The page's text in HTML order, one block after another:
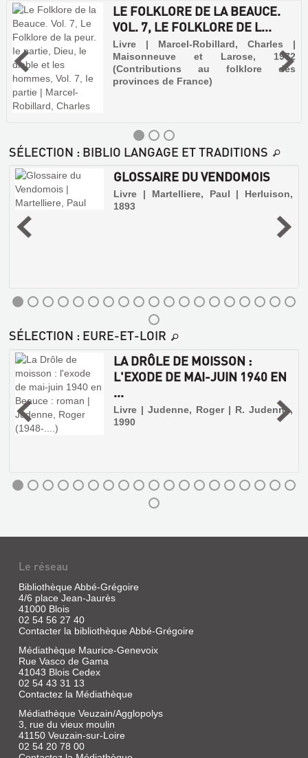
LE FOLKLORE DE LA BEAUCE.
VOL. 7, LE FOLKLORE DE L...
Livre | Marcel-Robillard, Charles |
Maisonneuve et Larose, 1972
(Contributions au folklore des
provinces de France)
LE
DE
LA
BEAUCE.
VOL.
7,
LE
FOLKLORE
DE
L...
Livre
Marcel-
Robillard,
SÉLECTION : BIBLIO LANGAGE ET TRADITIONS
GLOSSAIRE DU VENDOMOIS
Livre | Martelliere, Paul | Herluison,
1893
GLOSSAIRE
DU
VENDOMOIS
Livre
|
Herluison,
PARLER
DE
MON
ENFANCE
EN
SOLOGNE
ET
BLAISOIS
Livre
|
Guillon,
Marcel
|
SÉLECTION : EURE-ET-LOIR
LA DRÔLE DE MOISSON :
L'EXODE DE MAI-JUIN 1940 EN
...
Livre | Judenne, Roger | R. Judenne,
1990
LA
DRÔLE
Le réseau
Bibliothèque Abbé-Grégoire
4/6 place Jean-Jaurès
41000 Blois
02 54 56 27 40
Contacter la bibliothèque Abbé-Grégoire
Médiathèque Maurice-Genevoix
Rue Vasco de Gama
41043 Blois Cedex
02 54 43 31 13
Contactez la Médiathèque
Médiathèque Veuzain/Agglopolys
3, rue du vieux moulin
41150 Veuzain-sur-Loire
02 54 20 78 00